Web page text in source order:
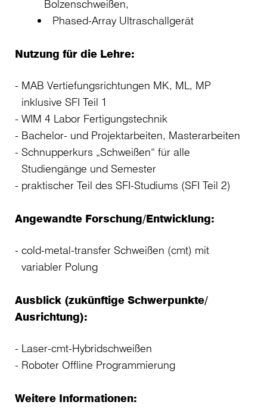
Bolzenschweißen,
Phased-Array Ultraschallgerät
Nutzung für die Lehre:
MAB Vertiefungsrichtungen MK, ML, MP
inklusive SFI Teil 1
WIM 4 Labor Fertigungstechnik
Bachelor- und Projektarbeiten, Masterarbeiten
Schnupperkurs „Schweißen“ für alle
Studiengänge und Semester
praktischer Teil des SFI-Studiums (SFI Teil 2)
Angewandte Forschung/Entwicklung:
cold-metal-transfer Schweißen (cmt) mit
variabler Polung
Ausblick (zukünftige Schwerpunkte/
Ausrichtung):
Laser-cmt-Hybridschweißen
Roboter Offline Programmierung
Weitere Informationen: